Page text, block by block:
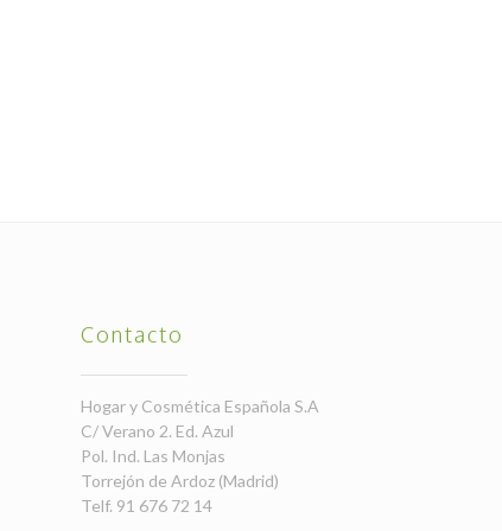
Contacto
Hogar y Cosmética Española S.A
C/ Verano 2. Ed. Azul
Pol. Ind. Las Monjas
Torrejón de Ardoz (Madrid)
Telf. 91 676 72 14